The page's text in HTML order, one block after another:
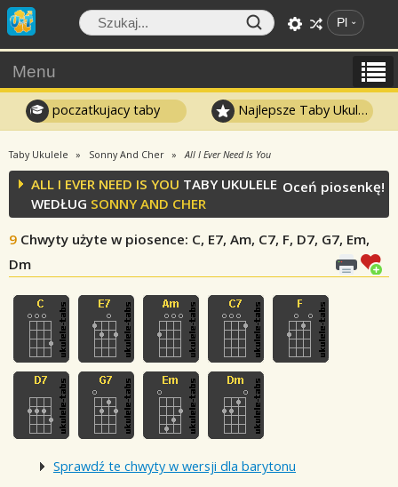
Pl
Menu
poczatkujacy taby Najlepsze Taby Ukulele
Taby Ukulele Sonny And Cher All I Ever Need Is You
ALL I EVER NEED IS YOU TABY UKULELE
WEDŁUG SONNY AND CHER
9 Chwyty użyte w piosence: C, E7, Am, C7, F, D7, G7, Em,
Dm
Oceń piosenkę!
Sprawdź te chwyty w wersji dla barytonu